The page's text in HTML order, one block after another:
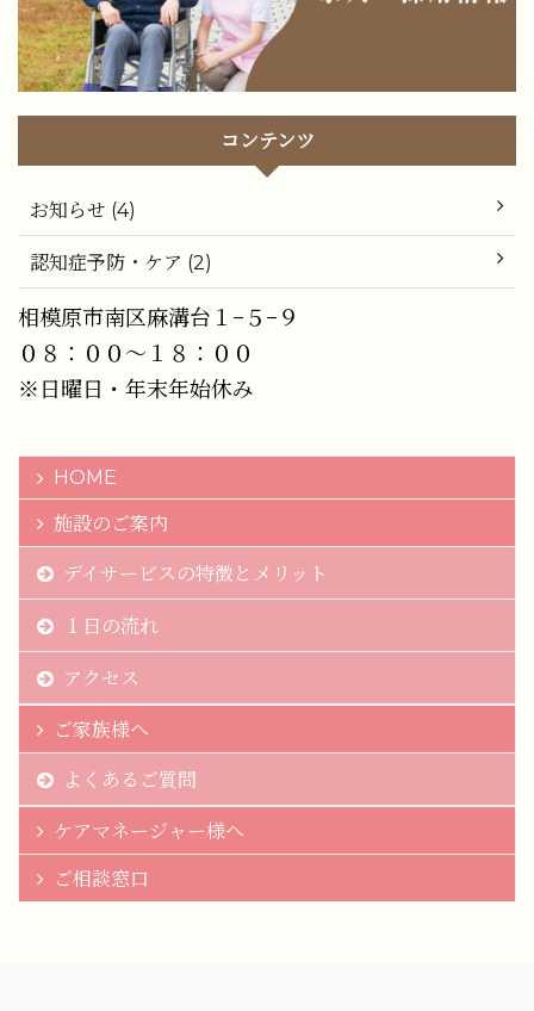
コンテンツ
お知らせ (4)
認知症予防・ケア (2)
相模原市南区麻溝台１−５−９
０８：００〜１８：００
※日曜日・年末年始休み
HOME
施設のご案内
デイサービスの特徴とメリット
１日の流れ
アクセス
ご家族様へ
よくあるご質問
ケアマネージャー様へ
ご相談窓口